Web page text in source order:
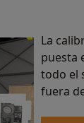
La
puesta
todo el
fuera